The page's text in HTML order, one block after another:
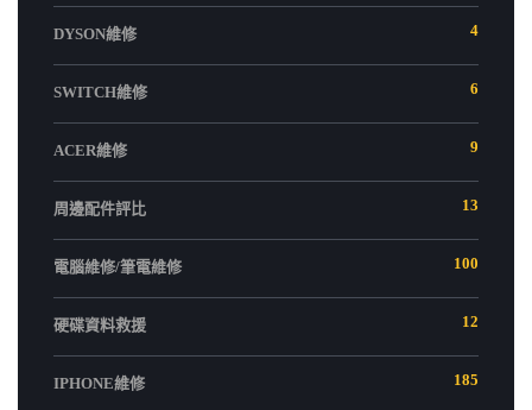
DYSON維修 4
SWITCH維修 6
ACER維修 9
周邊配件評比 13
電腦維修/筆電維修 100
硬碟資料救援 12
IPHONE維修 185